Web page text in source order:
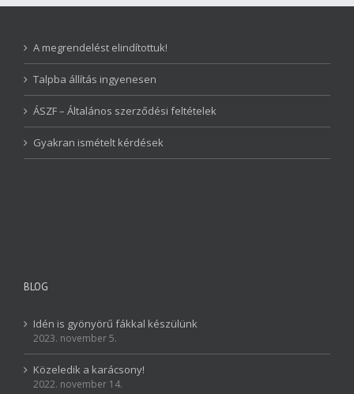
A megrendelést elindítottuk!
Talpba állítás ingyenesen
ÁSZF – Általános szerződési feltételek
Gyakran ismételt kérdések
BLOG
Idén is gyönyörű fákkal készülünk
2023. november 5.
Közeledik a karácsony!
2022. november 14.